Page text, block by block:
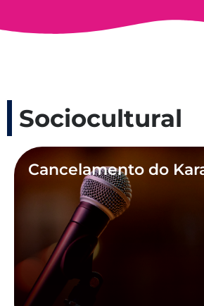
Sociocultural
Cancelamento do